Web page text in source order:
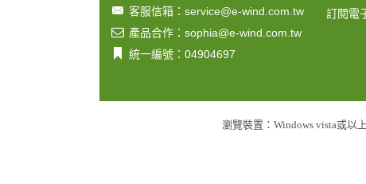
客服信箱：service@e-wind.com.tw
產品合作：sophia@e-wind.com.tw
統一編號：04904697
訂閱電
瀏覽裝置：Windows vista或以